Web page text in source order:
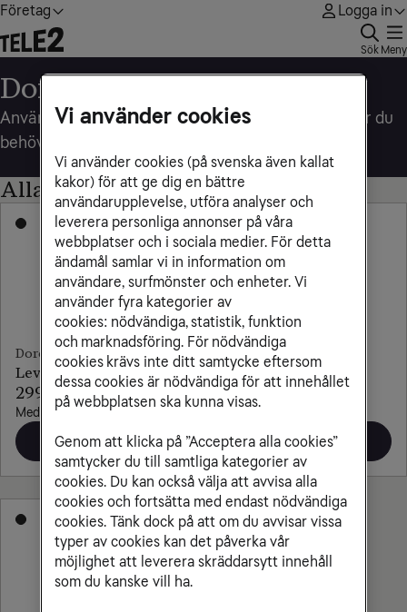
Företag Logga in
Sök Meny
Doro för företaget
Användarvänliga mobiltelefoner med de funktioner du
behöver
Alla Doro-mobiler
Mobilen på köpet
Doro
Leva L31S
299 kr/mån
Med obegränsad surf
Beställ
Mobilen på köpet
Doro
Leva L21
299 kr/mån
Beställ
Mobilen på köpet
Vi använder cookies
Vi använder cookies (på svenska även kallat
kakor) för att ge dig en bättre
användarupplevelse, utföra analyser och
leverera personliga annonser på våra
webbplatser och i sociala medier. För detta
ändamål samlar vi in information om
användare, surfmönster och enheter. Vi
använder fyra kategorier av
cookies: nödvändiga, statistik, funktion
och marknadsföring. För nödvändiga
cookies krävs inte ditt samtycke eftersom
dessa cookies är nödvändiga för att innehållet
på webbplatsen ska kunna visas.
Genom att klicka på ”Acceptera alla cookies”
samtycker du till samtliga kategorier av
cookies. Du kan också välja att avvisa alla
cookies och fortsätta med endast nödvändiga
cookies. Tänk dock på att om du avvisar vissa
typer av cookies kan det påverka vår
möjlighet att leverera skräddarsytt innehåll
som du kanske vill ha.